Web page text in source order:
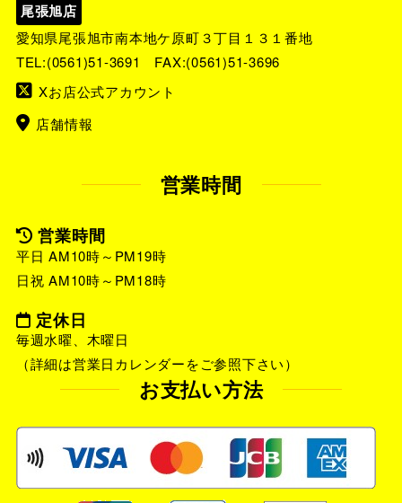
尾張旭店
愛知県尾張旭市南本地ケ原町３丁目１３１番地
TEL:(0561)51-3691
FAX:(0561)51-3696
Xお店公式アカウント
店舗情報
営業時間
営業時間
平日 AM10時～PM19時
日祝 AM10時～PM18時
定休日
毎週水曜、木曜日
（詳細は営業日カレンダーをご参照下さい）
お支払い方法